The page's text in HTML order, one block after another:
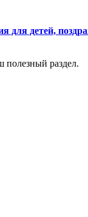
для детей,
полезный раздел.